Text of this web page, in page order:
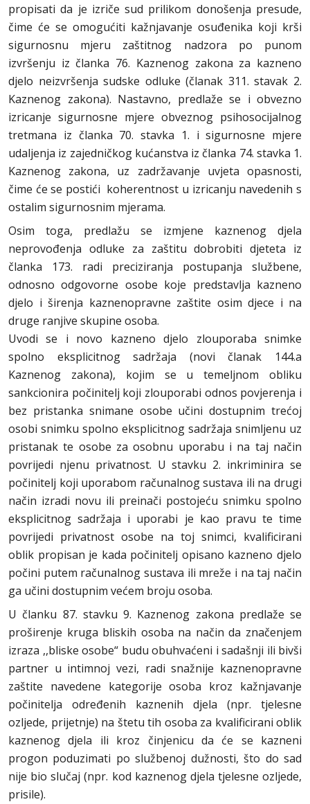
propisati da je izriče sud prilikom donošenja presude,
čime će se omogućiti kažnjavanje osuđenika koji krši
sigurnosnu mjeru zaštitnog nadzora po punom
izvršenju iz članka 76. Kaznenog zakona za kazneno
djelo neizvršenja sudske odluke (članak 311. stavak 2.
Kaznenog zakona). Nastavno, predlaže se i obvezno
izricanje sigurnosne mjere obveznog psihosocijalnog
tretmana iz članka 70. stavka 1. i sigurnosne mjere
udaljenja iz zajedničkog kućanstva iz članka 74. stavka 1.
Kaznenog zakona, uz zadržavanje uvjeta opasnosti,
čime će se postići koherentnost u izricanju navedenih s
ostalim sigurnosnim mjerama.
Osim toga, predlažu se izmjene kaznenog djela
neprovođenja odluke za zaštitu dobrobiti djeteta iz
članka 173. radi preciziranja postupanja službene,
odnosno odgovorne osobe koje predstavlja kazneno
djelo i širenja kaznenopravne zaštite osim djece i na
druge ranjive skupine osoba.
Uvodi se i novo kazneno djelo zlouporaba snimke
spolno eksplicitnog sadržaja (novi članak 144.a
Kaznenog zakona), kojim se u temeljnom obliku
sankcionira počinitelj koji zlouporabi odnos povjerenja i
bez pristanka snimane osobe učini dostupnim trećoj
osobi snimku spolno eksplicitnog sadržaja snimljenu uz
pristanak te osobe za osobnu uporabu i na taj način
povrijedi njenu privatnost. U stavku 2. inkriminira se
počinitelj koji uporabom računalnog sustava ili na drugi
način izradi novu ili preinači postojeću snimku spolno
eksplicitnog sadržaja i uporabi je kao pravu te time
povrijedi privatnost osobe na toj snimci, kvalificirani
oblik propisan je kada počinitelj opisano kazneno djelo
počini putem računalnog sustava ili mreže i na taj način
ga učini dostupnim većem broju osoba.
U članku 87. stavku 9. Kaznenog zakona predlaže se
proširenje kruga bliskih osoba na način da značenjem
izraza ,,bliske osobe“ budu obuhvaćeni i sadašnji ili bivši
partner u intimnoj vezi, radi snažnije kaznenopravne
zaštite navedene kategorije osoba kroz kažnjavanje
počinitelja određenih kaznenih djela (npr. tjelesne
ozljede, prijetnje) na štetu tih osoba za kvalificirani oblik
kaznenog djela ili kroz činjenicu da će se kazneni
progon poduzimati po službenoj dužnosti, što do sad
nije bio slučaj (npr. kod kaznenog djela tjelesne ozljede,
prisile).